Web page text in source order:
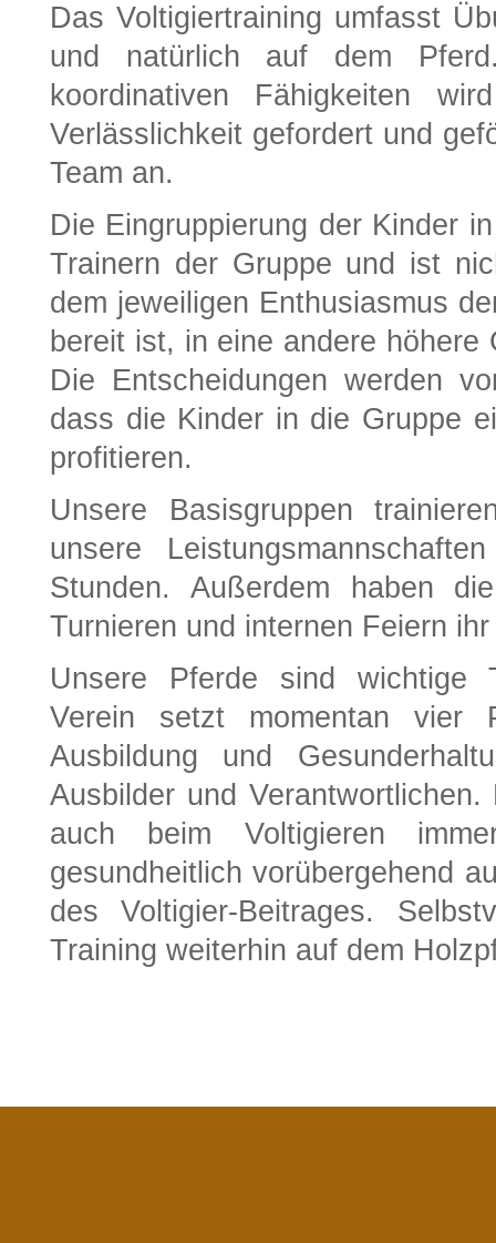
Das Voltigiertraining umfasst
und natürlich auf dem
koordinativen Fähigkeiten
Verlässlichkeit gefordert und
Team an.
Die Eingruppierung der Kinder
Trainern der Gruppe und ist
dem jeweiligen Enthusiasmus
bereit ist, in eine andere
Die Entscheidungen werden
dass die Kinder in die Gruppe
profitieren.
Unsere Basisgruppen
unsere
Stunden. Außerdem haben
Turnieren und internen Feiern
Unsere Pferde sind wichtige
Verein setzt momentan vier
Ausbildung und
Ausbilder und
auch beim Voltigieren
gesundheitlich vorübergehend
des Voltigier-Beitrages.
Training weiterhin auf dem